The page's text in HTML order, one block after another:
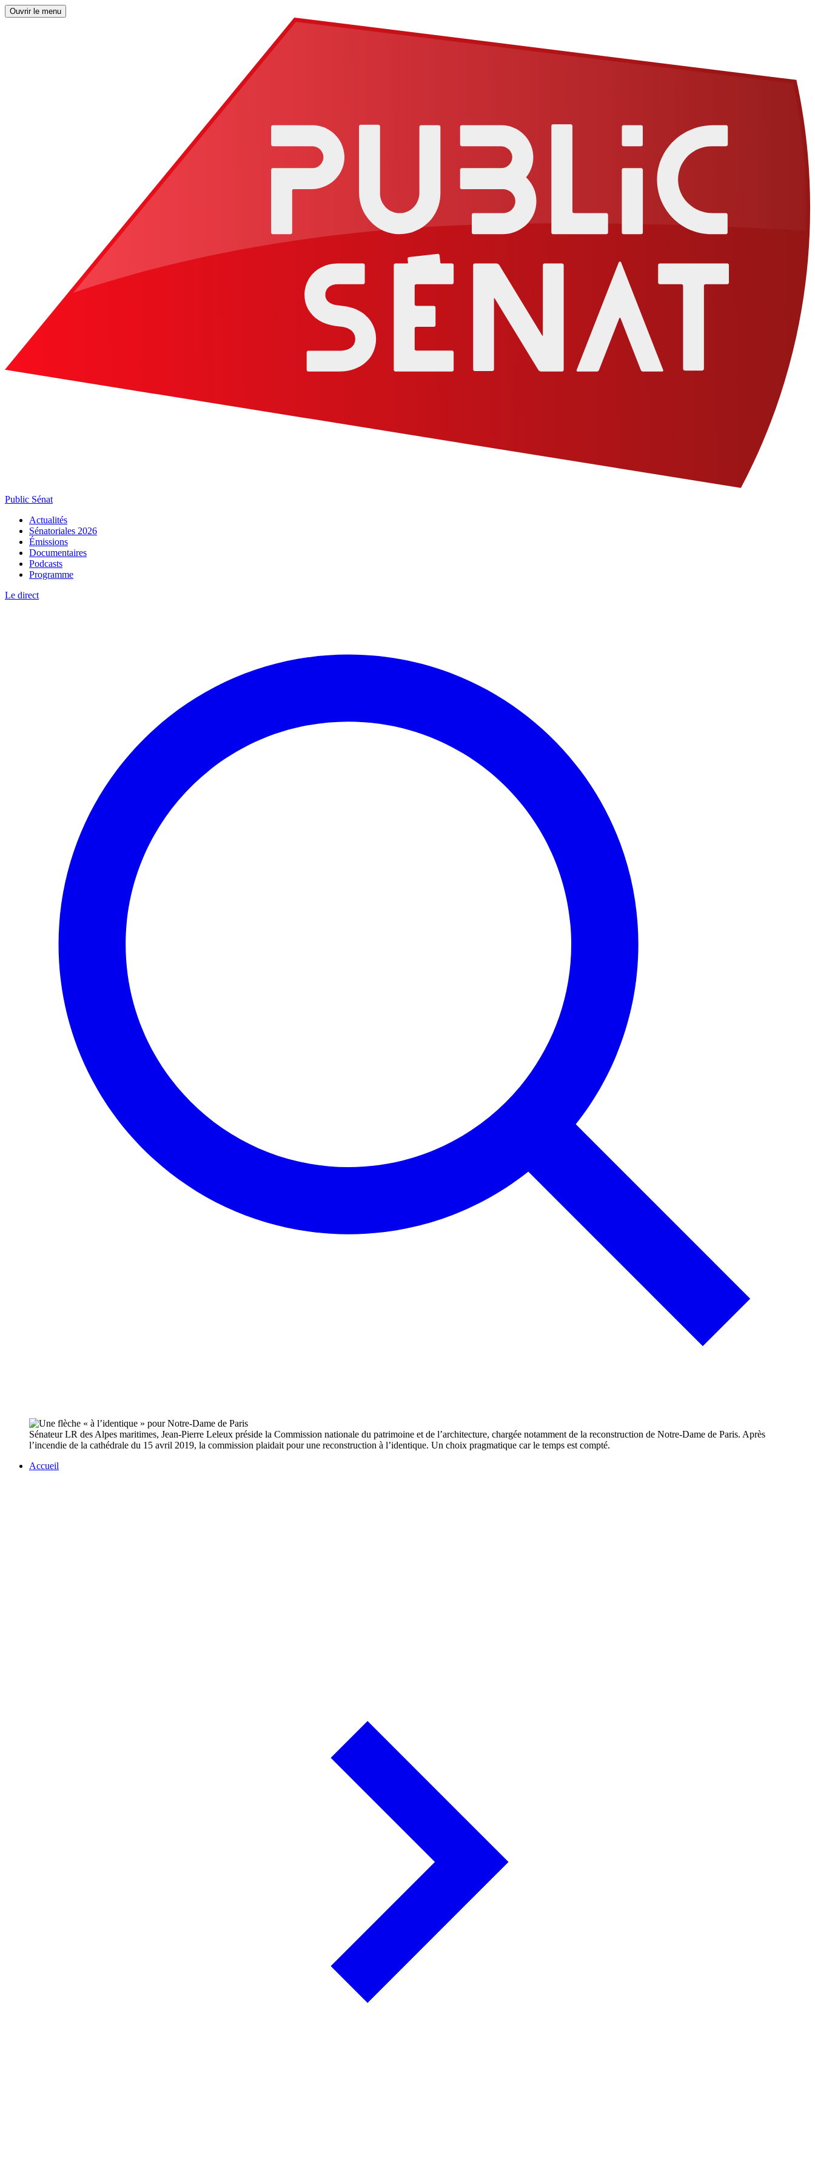
Ouvrir le menu
Public Sénat
Actualités
Sénatoriales 2026
Émissions
Documentaires
Podcasts
Programme
Le direct
Sénateur LR des Alpes maritimes, Jean-Pierre Leleux préside la Commission nationale du patrimoine et de l’architecture, chargée notamment de la reconstruction de Notre-Dame de Paris. Après
l’incendie de la cathédrale du 15 avril 2019, la commission plaidait pour une reconstruction à l’identique. Un choix pragmatique car le temps est compté.
Accueil